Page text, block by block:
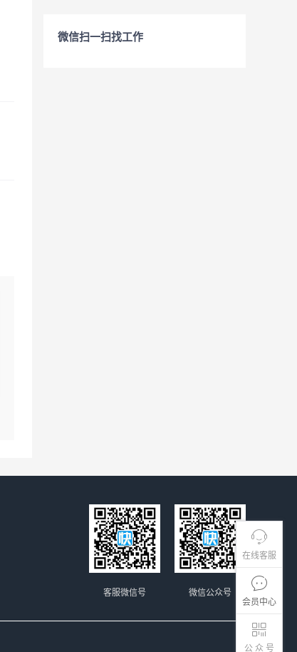
在线客服
会员中心
公 众 号
微信扫一扫找工作
微信公众号
客服微信号